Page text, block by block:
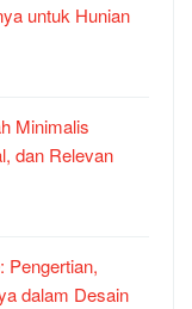
untuk Hunian
Minimalis
dan Relevan
Pengertian,
dalam Desain